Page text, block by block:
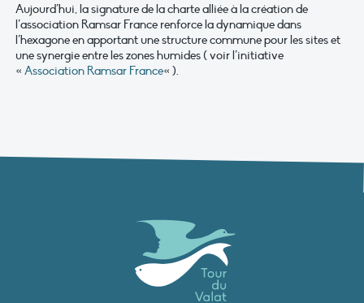
Aujourd’hui, la signature de la charte alliée à la création de
l’association Ramsar France renforce la dynamique dans
l’hexagone en apportant une structure commune pour les sites et
une synergie entre les zones humides ( voir l’initiative
« Association Ramsar France« ).